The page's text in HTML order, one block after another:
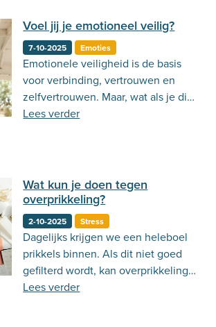
Voel jij je emotioneel veilig?
7-10-2025 Emoties
Emotionele veiligheid is de basis
voor verbinding, vertrouwen en
zelfvertrouwen. Maar, wat als je die
veiligheid niet voelt?
Lees verder
Wat kun je doen tegen
overprikkeling?
2-10-2025 Stress
Dagelijks krijgen we een heleboel
prikkels binnen. Als dit niet goed
gefilterd wordt, kan overprikkeling
ontstaan. Maar wat kun je hier
Lees verder